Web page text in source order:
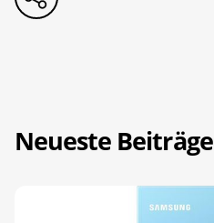
Neueste Beiträge